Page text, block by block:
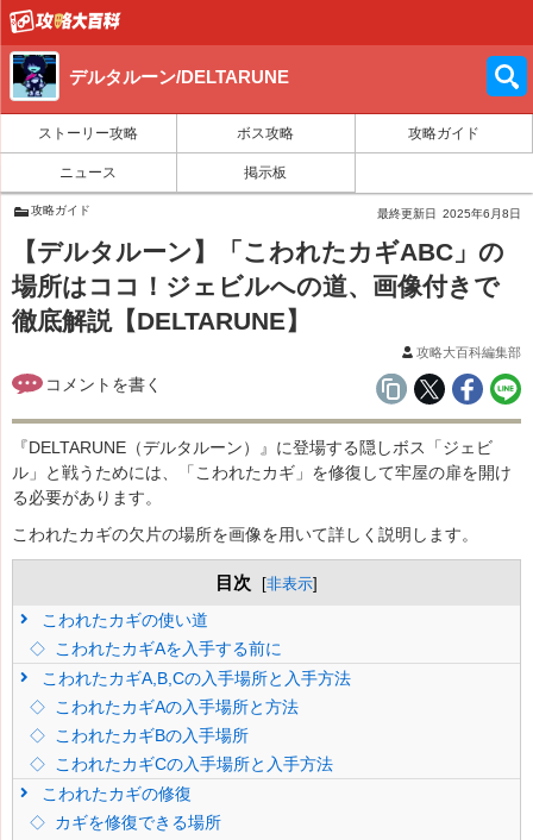
デルタルーン/DELTARUNE
ストーリー攻略 ボス攻略 攻略ガイド
ニュース 掲示板
攻略ガイド 最終更新日 2025年6月8日
【デルタルーン】「こわれたカギABC」の
場所はココ！ジェビルへの道、画像付きで
徹底解説【DELTARUNE】
攻略大百科編集部
『DELTARUNE（デルタルーン）』に登場する隠しボス「ジェビ
ル」と戦うためには、「こわれたカギ」を修復して牢屋の扉を開け
る必要があります。
こわれたカギの欠片の場所を画像を用いて詳しく説明します。
目次 [非表示]
こわれたカギの使い道
こわれたカギAを入手する前に
こわれたカギA,B,Cの入手場所と入手方法
こわれたカギAの入手場所と方法
こわれたカギBの入手場所
こわれたカギCの入手場所と入手方法
こわれたカギの修復
カギを修復できる場所